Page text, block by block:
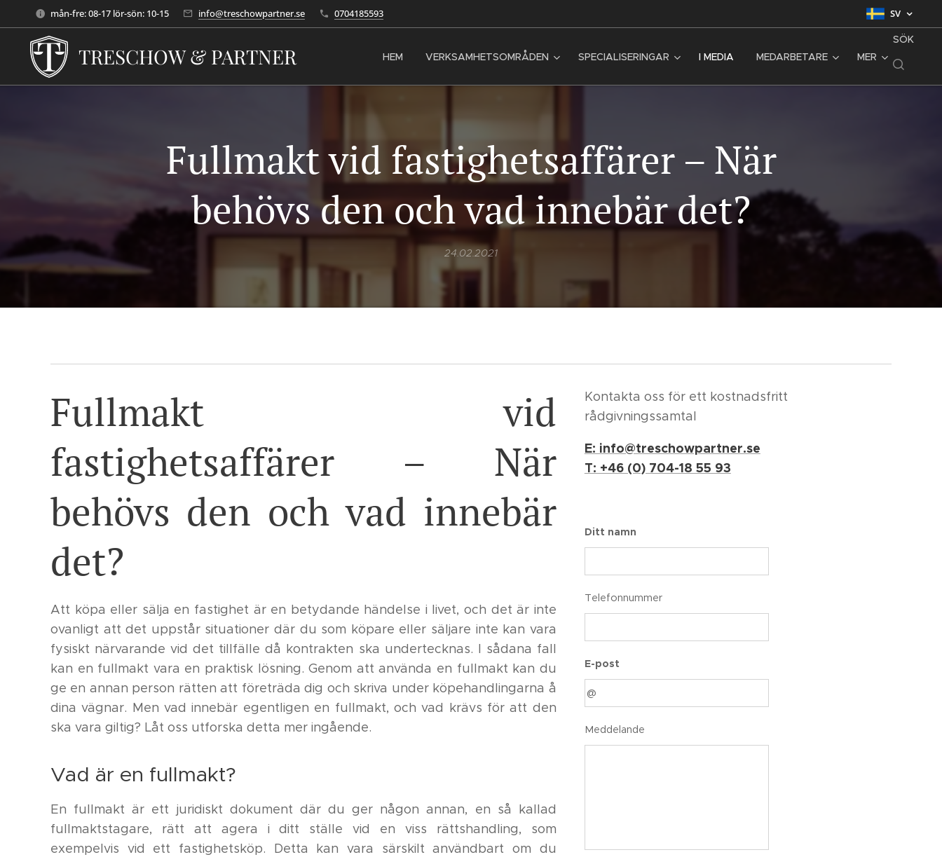
mån-fre: 08-17 lör-sön: 10-15 info@treschowpartner.se 0704185593 SV
TRESCHOW & PARTNER HEM VERKSAMHETSOMRÅDEN SPECIALISERINGAR I MEDIA MEDARBETARE MER
SÖK
Fullmakt vid fastighetsaffärer – När
behövs den och vad innebär det?
24.02.2021
Fullmakt vid
fastighetsaffärer – När
behövs den och vad innebär
det?
Att köpa eller sälja en fastighet är en betydande händelse i livet, och det är inte
ovanligt att det uppstår situationer där du som köpare eller säljare inte kan vara
fysiskt närvarande vid det tillfälle då kontrakten ska undertecknas. I sådana fall
kan en fullmakt vara en praktisk lösning. Genom att använda en fullmakt kan du
ge en annan person rätten att företräda dig och skriva under köpehandlingarna å
dina vägnar. Men vad innebär egentligen en fullmakt, och vad krävs för att den
ska vara giltig? Låt oss utforska detta mer ingående.
Vad är en fullmakt?
En fullmakt är ett juridiskt dokument där du ger någon annan, en så kallad
fullmaktstagare, rätt att agera i ditt ställe vid en viss rättshandling, som
exempelvis vid ett fastighetsköp. Detta kan vara särskilt användbart om du
Kontakta oss för ett kostnadsfritt
rådgivningssamtal
E: info@treschowpartner.se
T: +46 (0) 704-18 55 93
Ditt namn
Telefonnummer
E-post
Meddelande